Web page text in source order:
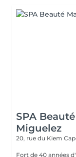
SPA
Miguelez
20, rue du Kiem
Fort de 40 années